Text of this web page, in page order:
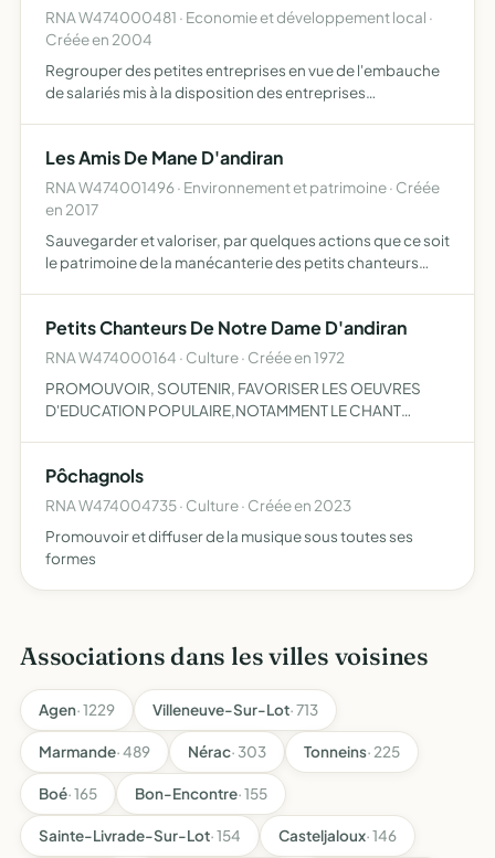
RNA W474000481 · Economie et développement local ·
Créée en 2004
Regrouper des petites entreprises en vue de l'embauche
de salariés mis à la disposition des entreprises
Les Amis De Mane D'andiran
RNA W474001496 · Environnement et patrimoine · Créée
en 2017
Sauvegarder et valoriser, par quelques actions que ce soit
le patrimoine de la manécanterie des petits chanteurs
Petits Chanteurs De Notre Dame D'andiran
RNA W474000164 · Culture · Créée en 1972
PROMOUVOIR, SOUTENIR, FAVORISER LES OEUVRES
D'EDUCATION POPULAIRE,NOTAMMENT LE CHANT
LES CONGRES A BUT MUSICAL
Pôchagnols
RNA W474004735 · Culture · Créée en 2023
Promouvoir et diffuser de la musique sous toutes ses
formes
Associations dans les villes voisines
Agen· 1229 Villeneuve-Sur-Lot· 713
Marmande· 489 Nérac· 303 Tonneins· 225
Boé· 165 Bon-Encontre· 155
Sainte-Livrade-Sur-Lot· 154 Casteljaloux· 146